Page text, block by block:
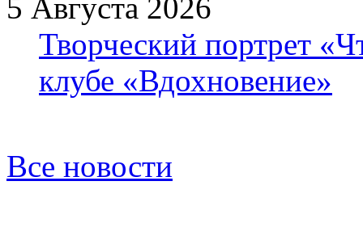
5 Августа 2026
Творческий портрет
клубе «Вдохновение»
Все новости